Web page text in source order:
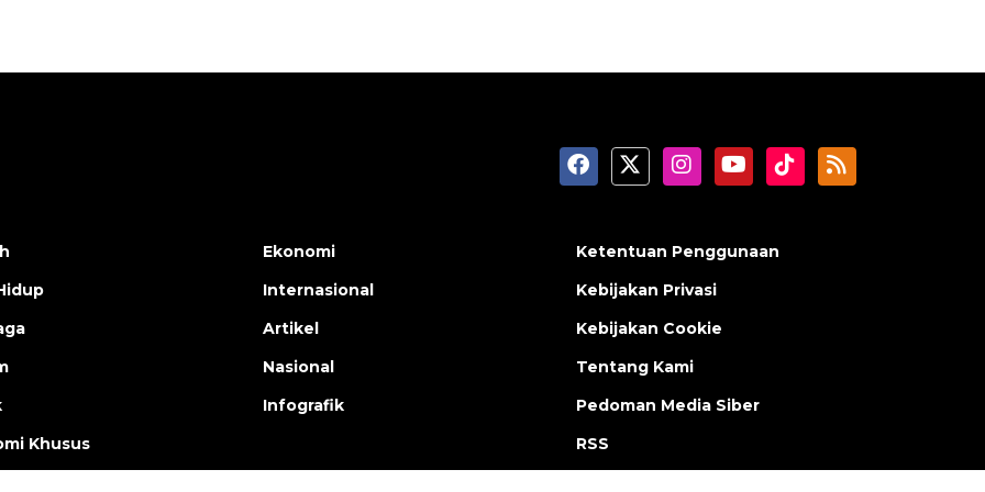
Khusus
Ekonomi
Internasional
Artikel
Nasional
Infografik
Ketentuan Penggunaan
Kebijakan Privasi
Kebijakan Cookie
Tentang Kami
Pedoman Media Siber
RSS